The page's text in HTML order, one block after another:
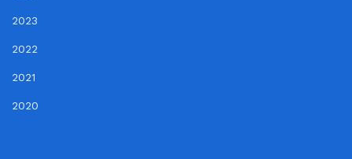
2023
2022
2021
2020